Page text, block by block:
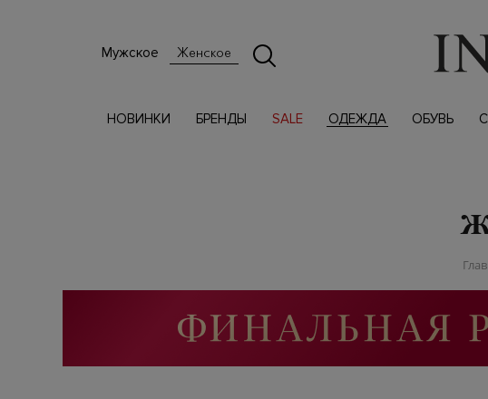
Мужское Женское
НОВИНКИ БРЕНДЫ SALE ОДЕЖДА ОБУВЬ